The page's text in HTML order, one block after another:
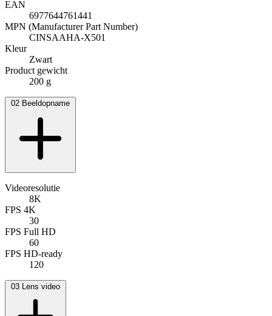
EAN
6977644761441
MPN (Manufacturer Part Number)
CINSAAHA-X501
Kleur
Zwart
Product gewicht
200 g
02 Beeldopname
Videoresolutie
8K
FPS 4K
30
FPS Full HD
60
FPS HD-ready
120
03 Lens video